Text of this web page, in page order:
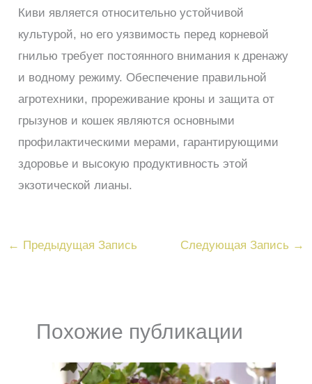
Киви является относительно устойчивой
культурой, но его уязвимость перед корневой
гнилью требует постоянного внимания к дренажу
и водному режиму. Обеспечение правильной
агротехники, прореживание кроны и защита от
грызунов и кошек являются основными
профилактическими мерами, гарантирующими
здоровье и высокую продуктивность этой
экзотической лианы.
← Предыдущая Запись Следующая Запись →
Похожие публикации